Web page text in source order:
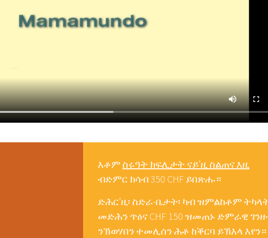
እቶም ስሩዓት ክፍሊታት ናይ’ዚ ስልጠና እዚ
ብድምር ክሳብ 350 CHF ይበጽሑ።
ድሕር’ዚ፡ ስድራ-ቤታት፡ ካብ ዝምልከቶም
መድሕን ጥዕና CHF 150 ዝመጠኑ ድምራዊ
ንኽወሃበን ተመሊሰን ሕቶ ከቕርባ ይኽእላ እየን።